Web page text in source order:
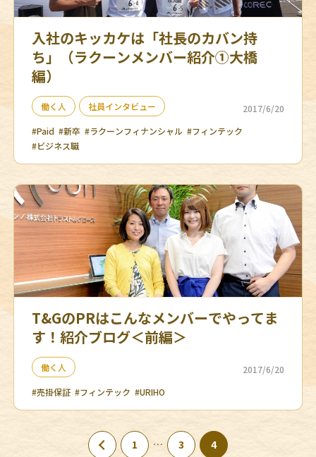
入社のキッカケは「社長のカバン持
ち」（ラクーンメンバー紹介①大橋
編）
働く人 社員インタビュー
2017/6/20
#Paid #新卒 #ラクーンフィナンシャル #フィンテック
#ビジネス職
T&GのPRはこんなメンバーでやってま
す！紹介ブログ＜前編＞
働く人
2017/6/20
#売掛保証 #フィンテック #URIHO
1 … 3 4